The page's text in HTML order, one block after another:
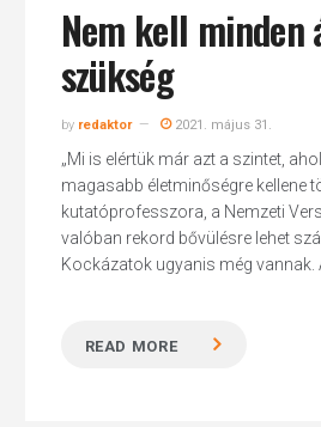
Hit enter to search or
Nem kell minden
szükség
by redaktor 2021. május 31.
„Mi is elértük már azt a szintet,
magasabb életminőségre kellene
kutatóprofesszora, a Nemzeti
valóban rekord bővülésre lehet
Kockázatok ugyanis még vannak.
READ MORE